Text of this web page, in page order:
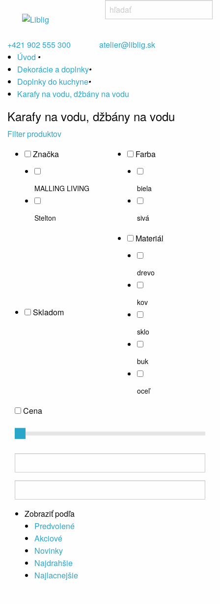
+421 902 555 300
atelier@liblig.sk
Úvod •
Dekorácie a doplnky•
Doplnky do kuchyne•
Karafy na vodu, džbány na vodu
Karafy na vodu, džbány na vodu
Filter produktov
Značka
MALLING LIVING
Stelton
Farba
biela
sivá
Skladom
Materiál
drevo
kov
sklo
buk
oceľ
Cena
Zobraziť podľa
Predvolené
Akciové
Novinky
Najdrahšie
Najlacnejšie